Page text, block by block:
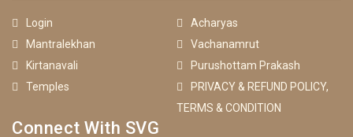
Login
Acharyas
Mantralekhan
Vachanamrut
Kirtanavali
Purushottam Prakash
Temples
PRIVACY & REFUND POLICY,
TERMS & CONDITION
Connect With SVG